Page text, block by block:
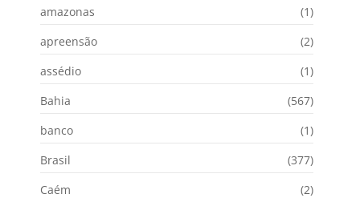
amazonas
(1)
apreensão
(2)
assédio
(1)
Bahia
(567)
banco
(1)
Brasil
(377)
Caém
(2)